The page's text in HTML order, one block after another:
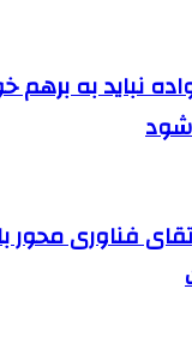
نباید به برهم
شود
فناوری محور